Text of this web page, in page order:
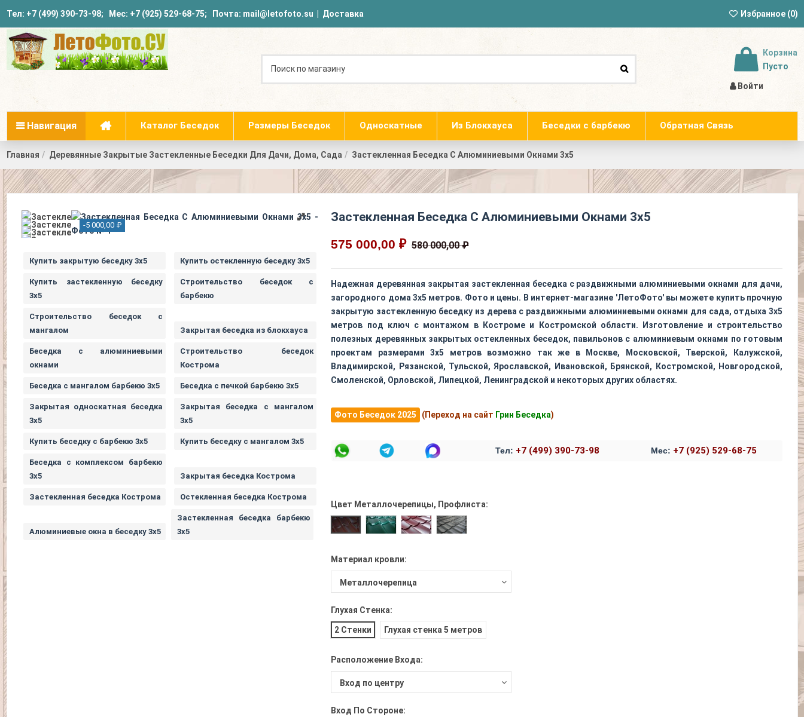
Тел: +7 (499) 390-73-98; Мес: +7 (925) 529-68-75; Почта: mail@letofoto.su Доставка Избранное (0)
Корзина
Пусто
Войти
Навигация Каталог Беседок Размеры Беседок Односкатные Из Блокхауса Беседки с барбекю Обратная Связь
Главная Деревянные Закрытые Застекленные Беседки Для Дачи, Дома, Сада Застекленная Беседка С Алюминиевыми Окнами 3х5
-5 000,00 ₽
Купить закрытую беседку 3х5 Купить остекленную беседку 3х5
Купить застекленную беседку
3х5
Строительство беседок с
барбекю
Строительство беседок с
мангалом
Закрытая беседка из блокхауса
Беседка с алюминиевыми
окнами
Строительство беседок
Кострома
Беседка с мангалом барбекю 3х5 Беседка с печкой барбекю 3х5
Закрытая односкатная беседка
3х5
Закрытая беседка с мангалом
3х5
Купить беседку с барбекю 3х5 Купить беседку с мангалом 3х5
Беседка с комплексом барбекю
3х5
Закрытая беседка Кострома
Застекленная беседка Кострома Остекленная беседка Кострома
Алюминиевые окна в беседку 3х5
Застекленная беседка барбекю
3х5
Застекленная Беседка С Алюминиевыми Окнами 3х5
575 000,00 ₽ 580 000,00 ₽
Надежная деревянная закрытая застекленная беседка с раздвижными алюминиевыми окнами для дачи,
загородного дома 3х5 метров. Фото и цены. В интернет-магазине 'ЛетоФото' вы можете купить прочную
закрытую застекленную беседку из дерева с раздвижными алюминиевыми окнами для сада, отдыха 3х5
метров под ключ с монтажом в Костроме и Костромской области. Изготовление и строительство
полезных деревянных закрытых остекленных беседок, павильонов с алюминиевым окнами по готовым
проектам размерами 3х5 метров возможно так же в Москве, Московской, Тверской, Калужской,
Владимирской, Рязанской, Тульской, Ярославской, Ивановской, Брянской, Костромской, Новгородской,
Смоленской, Орловской, Липецкой, Ленинградской и некоторых других областях.
Фото Беседок 2025 (Переход на сайт Грин Беседка)
Тел: +7 (499) 390-73-98 Мес: +7 (925) 529-68-75
Цвет Металлочерепицы, Профлиста:
Коричневая металлочерепица. Профлист
Зеленая металлочерепица. Профлист
Бордовая металлочерепица. Профлист
Серая металлочерепица. Профлист
Материал кровли:
Глухая Стенка:
2 Стенки Глухая стенка 5 метров
Расположение Входа:
Вход По Стороне: